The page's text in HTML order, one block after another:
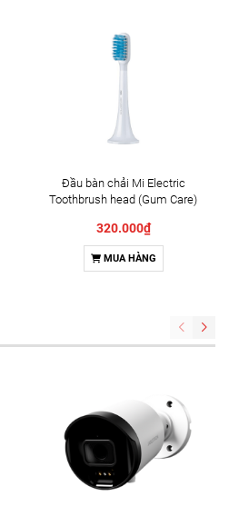
Đầu bàn chải Mi Electric
Toothbrush head (Gum Care)
320.000₫
MUA HÀNG